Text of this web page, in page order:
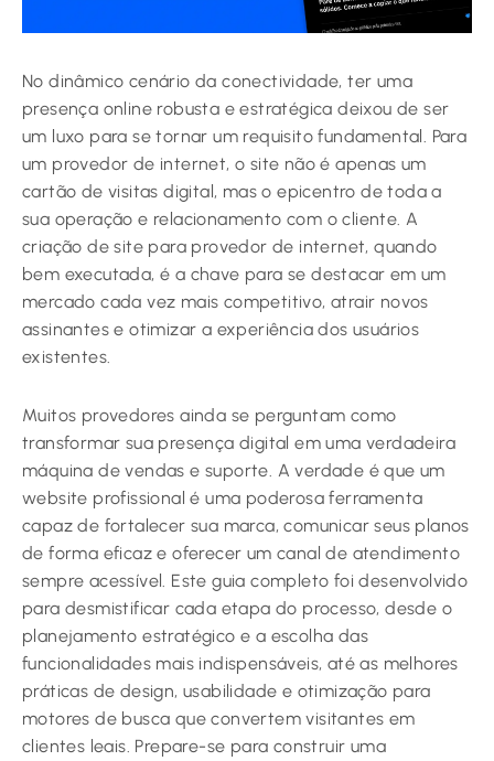
No dinâmico cenário da conectividade, ter uma
presença online robusta e estratégica deixou de ser
um luxo para se tornar um requisito fundamental. Para
um provedor de internet, o site não é apenas um
cartão de visitas digital, mas o epicentro de toda a
sua operação e relacionamento com o cliente. A
criação de site para provedor de internet, quando
bem executada, é a chave para se destacar em um
mercado cada vez mais competitivo, atrair novos
assinantes e otimizar a experiência dos usuários
existentes.
Muitos provedores ainda se perguntam como
transformar sua presença digital em uma verdadeira
máquina de vendas e suporte. A verdade é que um
website profissional é uma poderosa ferramenta
capaz de fortalecer sua marca, comunicar seus planos
de forma eficaz e oferecer um canal de atendimento
sempre acessível. Este guia completo foi desenvolvido
para desmistificar cada etapa do processo, desde o
planejamento estratégico e a escolha das
funcionalidades mais indispensáveis, até as melhores
práticas de design, usabilidade e otimização para
motores de busca que convertem visitantes em
clientes leais. Prepare-se para construir uma